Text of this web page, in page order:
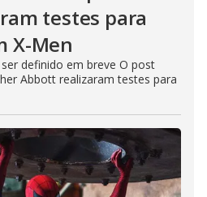
testes para
X-Men
definido em breve O post
Abbott realizaram testes para